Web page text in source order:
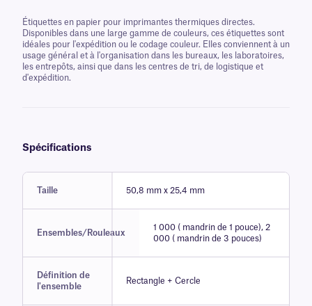
Étiquettes en papier pour imprimantes thermiques directes.
Disponibles dans une large gamme de couleurs, ces étiquettes sont
idéales pour l'expédition ou le codage couleur. Elles conviennent à un
usage général et à l'organisation dans les bureaux, les laboratoires,
les entrepôts, ainsi que dans les centres de tri, de logistique et
d'expédition.
Spécifications
Taille 50,8 mm x 25,4 mm
Ensembles/Rouleaux
1 000 ( mandrin de 1 pouce), 2
000 ( mandrin de 3 pouces)
Définition de
l'ensemble
Rectangle + Cercle